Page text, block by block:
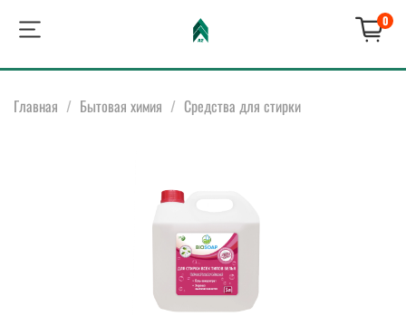
0
Главная Бытовая химия Средства для стирки